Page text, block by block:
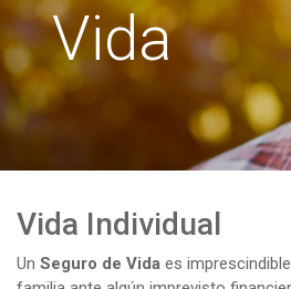
Vida
Vida Individual
Un Seguro de Vida es